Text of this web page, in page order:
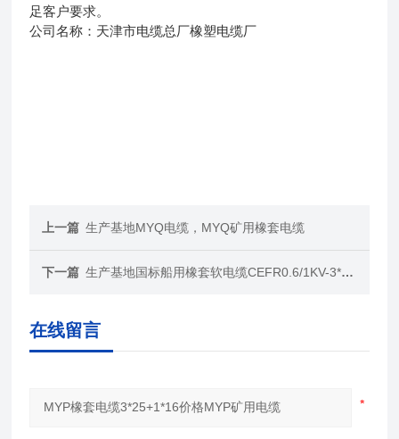
足客户要求。
公司名称：天津市电缆总厂橡塑电缆厂
上一篇 生产基地MYQ电缆，MYQ矿用橡套电缆
下一篇 生产基地国标船用橡套软电缆CEFR0.6/1KV-3*50+1*16
在线留言